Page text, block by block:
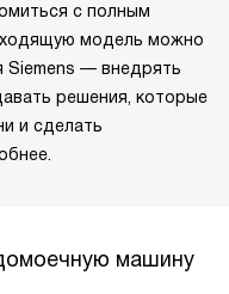
с полным
модель можно
Siemens — внедрять
решения, которые
и сделать
машину